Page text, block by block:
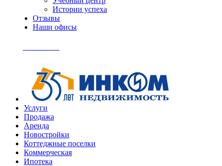
Истории успеха
Отзывы
Наши офисы
Услуги
Продажа
Аренда
Новостройки
Коттеджные поселки
Коммерческая
Ипотека